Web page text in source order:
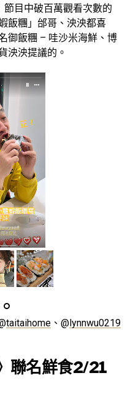
目中破百萬觀看次數的
飯糰」邰哥、泱泱都喜
御飯糰 – 哇沙米海鮮、博
泱泱提議的。
taitaihome 、@lynnwu0219
聯名鮮食2/21